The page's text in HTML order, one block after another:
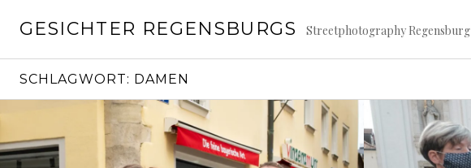
zumGESICHTER REGENSBURGS Streetphotography Regensburg
SCHLAGWORT: DAMEN